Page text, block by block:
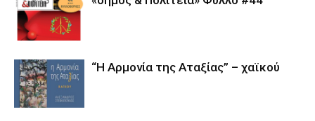
“Η Αρμονία της Αταξίας” – χαϊκού